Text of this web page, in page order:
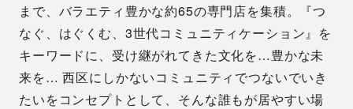
まで、バラエティ豊かな約65の専門店を集積。『つ
なぐ、はぐくむ、3世代コミュニティケーション』を
キーワードに、受け継がれてきた文化を…豊かな未
来を… 西区にしかないコミュニティでつないでいき
たいをコンセプトとして、そんな誰もが居やすい場